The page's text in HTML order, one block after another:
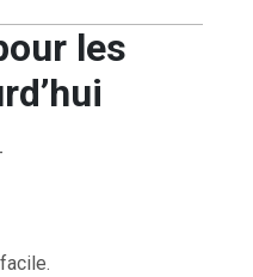
les